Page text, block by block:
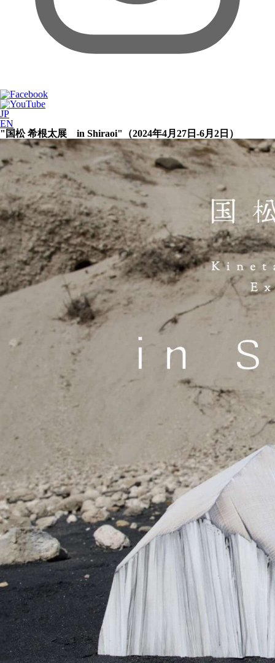
JP
EN
"国松 希根太展 in Shiraoi"（2024年4月27日-6月2日）